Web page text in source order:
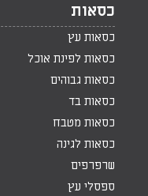
כסאות
כסאות עץ
כסאות לפינת אוכל
כסאות גבוהים
כסאות בד
כסאות מטבח
כסאות לגינה
שרפרפים
ספסלי עץ